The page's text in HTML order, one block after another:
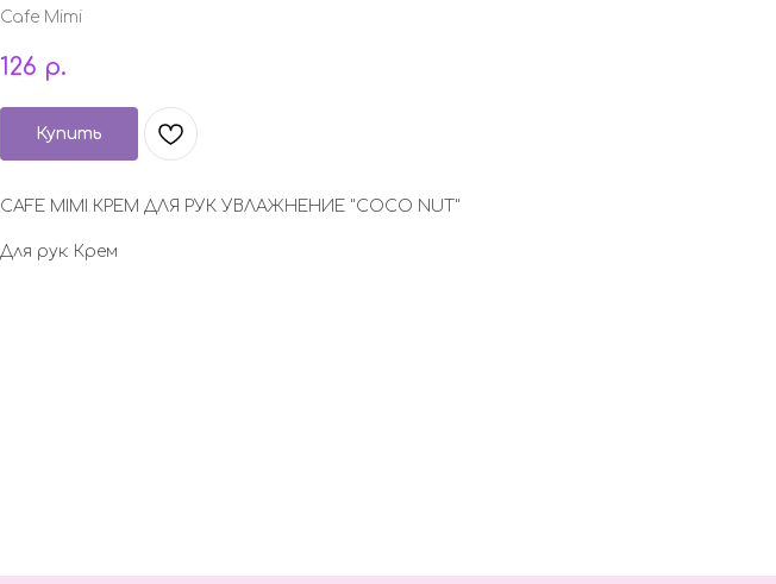
Cafe Mimi
126 р.
Купить
CAFE MIMI КРЕМ ДЛЯ РУК УВЛАЖНЕНИЕ "COCO NUT"
Для рук: Крем